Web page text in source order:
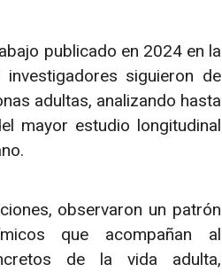
publicado en 2024 en la
siguieron de
adultas, analizando hasta
mayor estudio longitudinal
observaron un patrón
que acompañan al
de la vida adulta,